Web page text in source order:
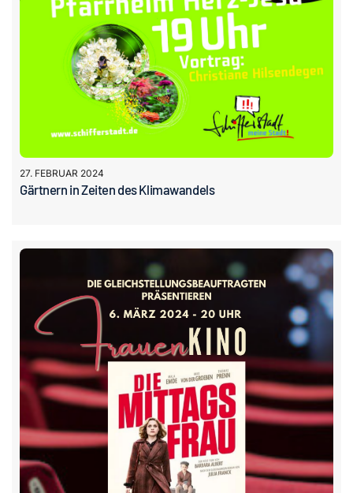
27. FEBRUAR 2024
Gärtnern in Zeiten des Klimawandels